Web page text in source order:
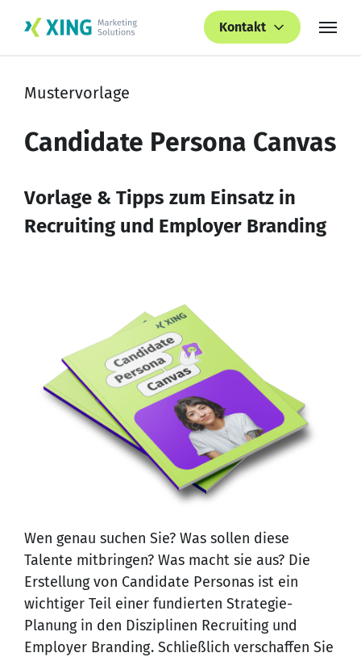
Kontakt
Mustervorlage
Candidate Persona Canvas
Vorlage & Tipps zum Einsatz in
Recruiting und Employer Branding
Wen genau suchen Sie? Was sollen diese
Talente mitbringen? Was macht sie aus? Die
Erstellung von Candidate Personas ist ein
wichtiger Teil einer fundierten Strategie-
Planung in den Disziplinen Recruiting und
Employer Branding. Schließlich verschaffen Sie